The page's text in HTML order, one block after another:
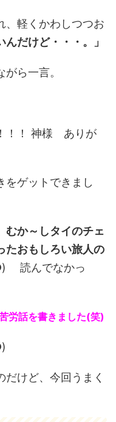
、軽くかわしつつお
んだけど・・・。」
ら一言。
！！ 神様 ありが
をゲットできまし
むか～しタイのチェ
たおもしろい旅人の
読んでなかっ
労話を書きました(笑)
けど、今回うまく